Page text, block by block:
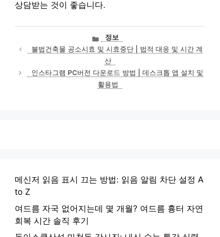
상담받는 것이 좋습니다.
카
테
고
리
정보
불법건축물 공소시효 및 시효중단 | 법적 대응 및 시간 계
산
인스타그램 PC버전 다운로드 방법 | 데스크톱 앱 설치 및
활용법
메신저 읽음 표시 끄는 방법: 읽음 알림 차단 설정 A
to Z
여드름 자국 없어지는데 몇 개월? 여드름 흉터 자연
회복 시간 솔직 후기